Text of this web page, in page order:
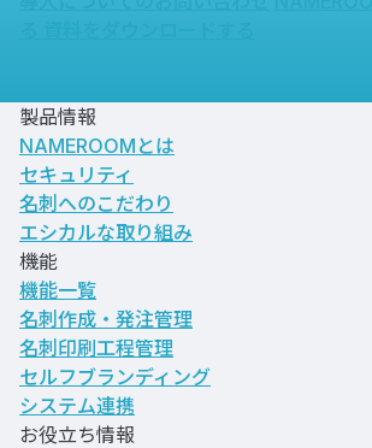
製品情報
NAMEROOMとは
セキュリティ
名刺へのこだわり
エシカルな取り組み
機能
機能一覧
名刺作成・発注管理
名刺印刷工程管理
セルフブランディング
システム連携
お役立ち情報